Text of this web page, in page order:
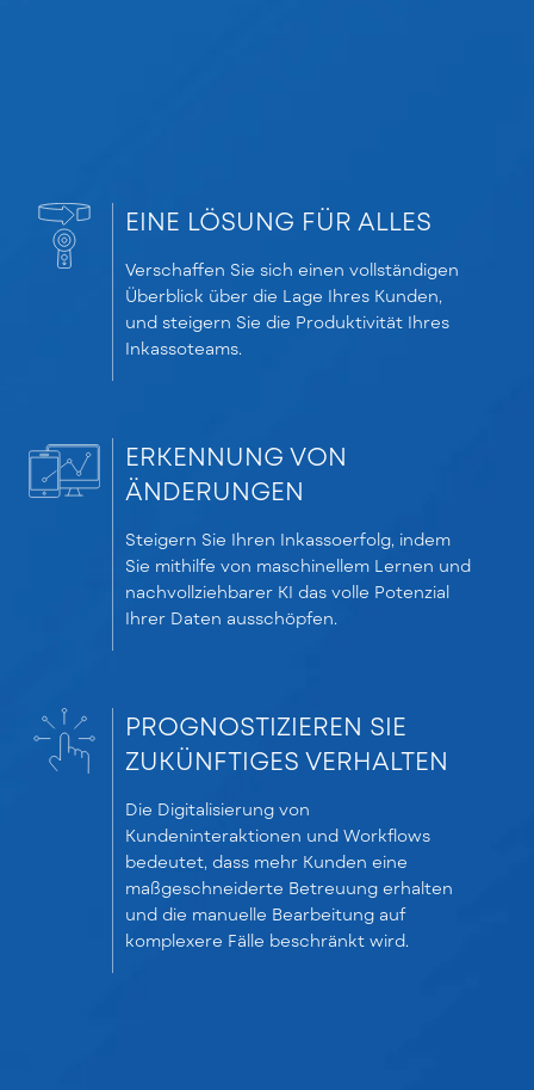
EINE LÖSUNG FÜR ALLES
Verschaffen Sie sich einen vollständigen
Überblick über die Lage Ihres Kunden,
und steigern Sie die Produktivität Ihres
Inkassoteams.
ERKENNUNG VON
ÄNDERUNGEN
Steigern Sie Ihren Inkassoerfolg, indem
Sie mithilfe von maschinellem Lernen und
nachvollziehbarer KI das volle Potenzial
Ihrer Daten ausschöpfen.
PROGNOSTIZIEREN SIE
ZUKÜNFTIGES VERHALTEN
Die Digitalisierung von
Kundeninteraktionen und Workflows
bedeutet, dass mehr Kunden eine
maßgeschneiderte Betreuung erhalten
und die manuelle Bearbeitung auf
komplexere Fälle beschränkt wird.